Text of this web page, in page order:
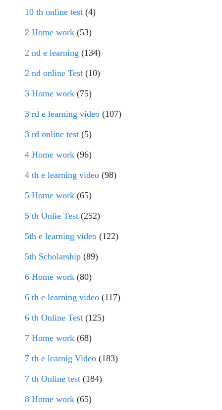
10 th online test (4)
2 Home work (53)
2 nd e learning (134)
2 nd online Test (10)
3 Home work (75)
3 rd e learning video (107)
3 rd online test (5)
4 Home work (96)
4 th e learning video (98)
5 Home work (65)
5 th Onlie Test (252)
5th e learning video (122)
5th Scholarship (89)
6 Home work (80)
6 th e learning video (117)
6 th Online Test (125)
7 Home work (68)
7 th e learnig Video (183)
7 th Online test (184)
8 Home work (65)